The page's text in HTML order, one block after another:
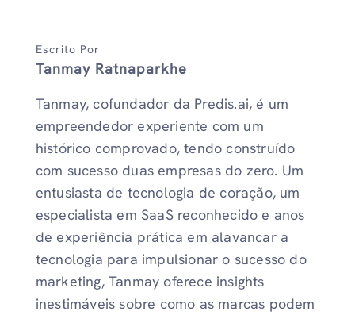
Escrito Por
Tanmay Ratnaparkhe
Tanmay, cofundador da Predis.ai, é um
empreendedor experiente com um
histórico comprovado, tendo construído
com sucesso duas empresas do zero. Um
entusiasta de tecnologia de coração, um
especialista em SaaS reconhecido e anos
de experiência prática em alavancar a
tecnologia para impulsionar o sucesso do
marketing, Tanmay oferece insights
inestimáveis ​​sobre como as marcas podem